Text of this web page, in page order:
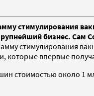
стимулирования
бизнес.
стимулирования
которые впервые
стоимостью около